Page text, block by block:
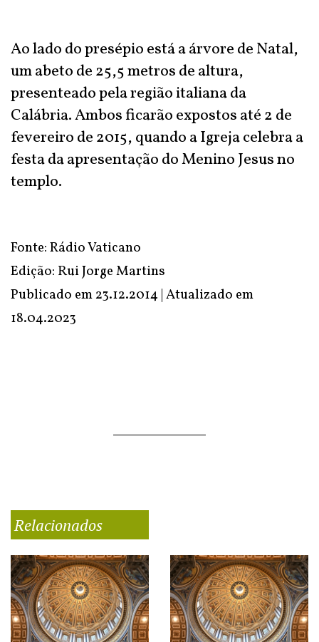
Ao lado do presépio está a árvore de Natal,
um abeto de 25,5 metros de altura,
presenteado pela região italiana da
Calábria. Ambos ficarão expostos até 2 de
fevereiro de 2015, quando a Igreja celebra a
festa da apresentação do Menino Jesus no
templo.
Fonte: Rádio Vaticano
Edição: Rui Jorge Martins
Publicado em 23.12.2014 | Atualizado em
18.04.2023
Relacionados